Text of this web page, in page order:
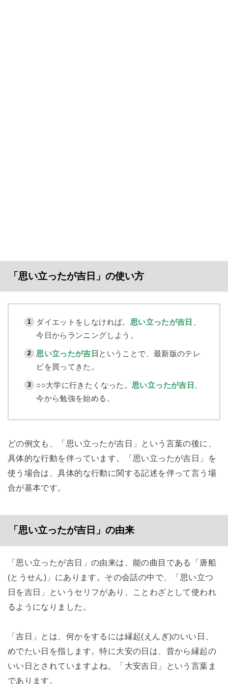
「思い立ったが吉日」の使い方
ダイエットをしなければ。 思い立ったが吉日
今日からランニングしよう。
思い立ったが吉日 ということで、最新版のテレ
ビを買ってきた。
○○大学に行きたくなった。思い立ったが吉日
今から勉強を始める。
どの例文も、「思い立ったが吉日」という言葉の後に、
具体的な行動を伴っています。「思い立ったが吉日」を
使う場合は、具体的な行動に関する記述を伴って言う場
合が基本です。
「思い立ったが吉日」の由来
「思い立ったが吉日」の由来は、能の曲目である「唐船
(とうせん)」にあります。その会話の中で、「思い立つ
日を吉日」というセリフがあり、ことわざとして使われ
るようになりました。
「吉日」とは、何かをするには縁起(えんぎ)のいい日、
めでたい日を指します。特に大安の日は、昔から縁起の
いい日とされていますよね。「大安吉日」という言葉ま
であります。